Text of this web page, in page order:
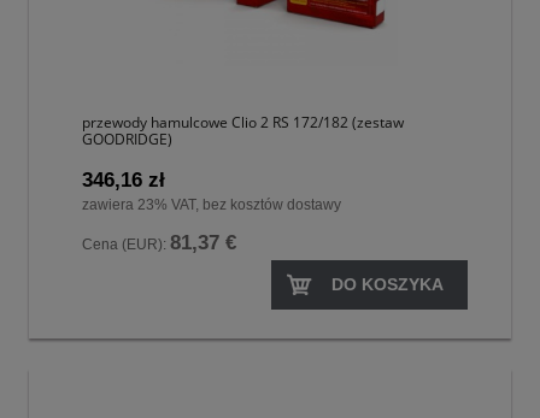
przewody hamulcowe Clio 2 RS 172/182 (zestaw
GOODRIDGE)
346,16 zł
zawiera 23% VAT, bez kosztów dostawy
Cena (EUR): 81,37 €
DO KOSZYKA